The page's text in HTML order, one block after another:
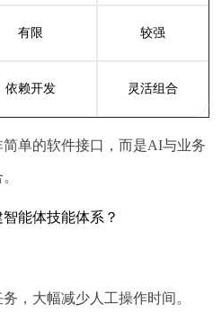
有限 较强
依赖开发 灵活组合
单的软件接口，而是AI与业务
能体技能体系？
，大幅减少人工操作时间。